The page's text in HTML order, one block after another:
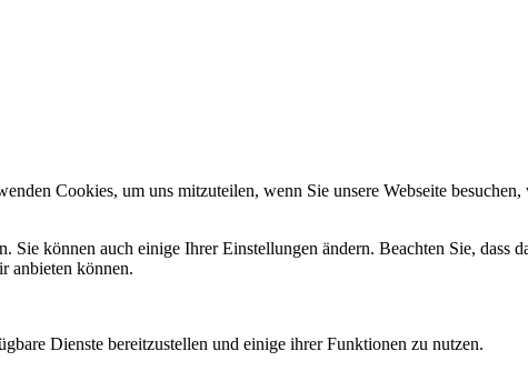
Cookies, um uns mitzuteilen, wenn Sie unsere Webseite
können auch einige Ihrer Einstellungen ändern. Beachten Sie,
anbieten können.
Dienste bereitzustellen und einige ihrer Funktionen zu nutzen.